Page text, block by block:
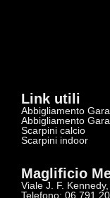
Link utili
Abbigliamento
Abbigliamento
Scarpini calcio
Scarpini indoor
Maglificio
Viale J. F.
Telefono: 06 791